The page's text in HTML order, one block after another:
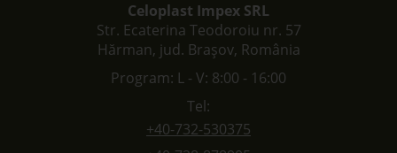
Celoplast Impex SRL
Str. Ecaterina Teodoroiu nr. 57
Hărman, jud. Brașov, România
Program: L - V: 8:00 - 16:00
Tel:
+40-732-530375